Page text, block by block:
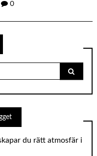
0
du rätt atmosfär i